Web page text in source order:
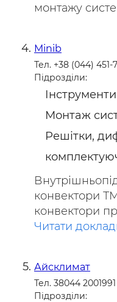
монтажу
Minib
Тел. +38 (044) 451-
Підрозділи:
Монтаж
Решітки,
конвектори
конвектори
Читати
Айсклимат
Тел. 38044 2001991
Підрозділи: